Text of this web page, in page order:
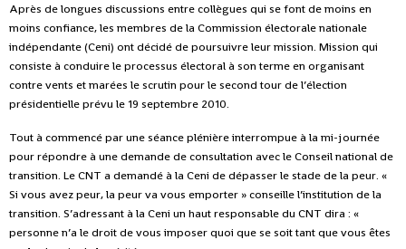
Après de longues discussions entre collègues qui se font de moins en
moins confiance, les membres de la Commission électorale nationale
indépendante (Ceni) ont décidé de poursuivre leur mission. Mission qui
consiste à conduire le processus électoral à son terme en organisant
contre vents et marées le scrutin pour le second tour de l’élection
présidentielle prévu le 19 septembre 2010.
Tout à commencé par une séance plénière interrompue à la mi-journée
pour répondre à une demande de consultation avec le Conseil national de
transition. Le CNT a demandé à la Ceni de dépasser le stade de la peur. «
Si vous avez peur, la peur va vous emporter » conseille l’institution de la
transition. S’adressant à la Ceni un haut responsable du CNT dira : «
personne n’a le droit de vous imposer quoi que se soit tant que vous êtes